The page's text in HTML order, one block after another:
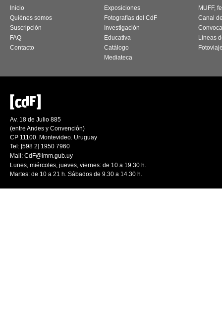
Inicio
Quiénes somos
Suscripción
FAQ
Contacto
Exposiciones
Fotografías del CdF
Investigación
Educativa
Catálogo
Mediateca
MUFF,
Canal
Líneas
Av. 18 de Julio 885
(entre Andes y Convención)
CP 11100. Montevideo. Uruguay
Tel: [598 2] 1950 7960
Mail: CdF@imm.gub.uy
Lunes, miércoles, jueves, viernes: de 10 a 19.30 h.
Martes: de 10 a 21 h. Sábados de 9.30 a 14.30 h.